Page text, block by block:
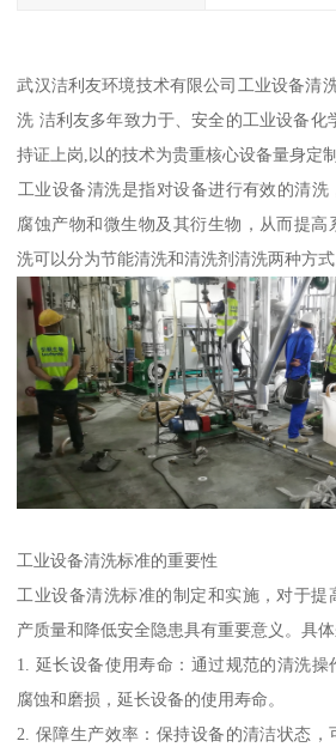
武汉洁利友环境技术有限公司工业设备清
洗 洁利友多年致力于、安全的工业设备化
持证上岗,以的技术为贵重核心设备量身定
工业设备清洗‌是指对设备进行有效的清洗
腐蚀产物和微生物及其衍生物，从而提
洗可以分为节能清洗和清洗剂清洗两种方式
工业设备清洗标准的重要性
工业设备清洗标准的制定和实施，对于提
产质量和降低安全隐患具有重要意义。具
1. 延长设备使用寿命：通过规范的清洗
腐蚀和磨损，延长设备的使用寿命。
2. 保障生产效率：保持设备的清洁状态